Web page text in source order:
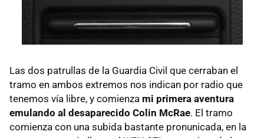
Las dos patrullas de la Guardia Civil que cerraban el
tramo en ambos extremos nos indican por radio que
tenemos vía libre, y comienza mi primera aventura
emulando al desaparecido Colin McRae. El tramo
comienza con una subida bastante pronunicada, en la